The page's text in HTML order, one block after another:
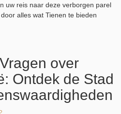
uw reis naar deze verborgen parel
alles wat Tienen te bieden
over
Ontdek de Stad